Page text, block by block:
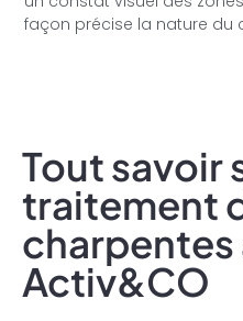
façon précise la nature du
Tout savoir
traitement
charpentes
Activ&CO